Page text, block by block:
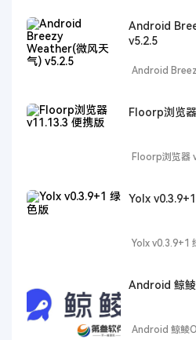
Android
v5.2.5
Android
Floorp浏览
Floorp浏览器
Yolx
Yolx v0.3.9+1
Android 鲸
Android 鲸鲮